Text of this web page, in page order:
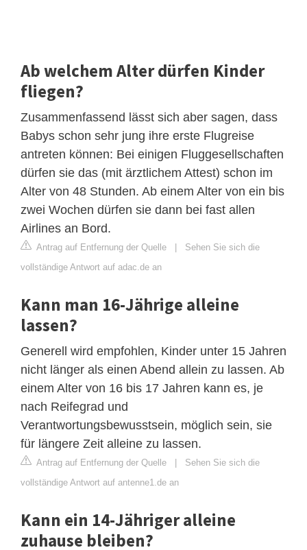
Ab welchem Alter dürfen Kinder
fliegen?
Zusammenfassend lässt sich aber sagen, dass
Babys schon sehr jung ihre erste Flugreise
antreten können: Bei einigen Fluggesellschaften
dürfen sie das (mit ärztlichem Attest) schon im
Alter von 48 Stunden. Ab einem Alter von ein bis
zwei Wochen dürfen sie dann bei fast allen
Airlines an Bord.
Antrag auf Entfernung der Quelle | Sehen Sie sich die
vollständige Antwort auf adac.de an
Kann man 16-Jährige alleine
lassen?
Generell wird empfohlen, Kinder unter 15 Jahren
nicht länger als einen Abend allein zu lassen. Ab
einem Alter von 16 bis 17 Jahren kann es, je
nach Reifegrad und
Verantwortungsbewusstsein, möglich sein, sie
für längere Zeit alleine zu lassen.
Antrag auf Entfernung der Quelle | Sehen Sie sich die
vollständige Antwort auf antenne1.de an
Kann ein 14-Jähriger alleine
zuhause bleiben?